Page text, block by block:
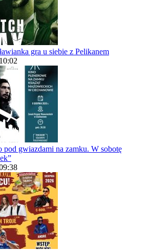
gra u siebie z Pelikanem
pod gwiazdami na zamku. W sobotę